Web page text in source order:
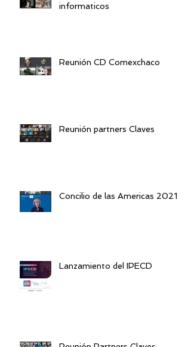
informaticos
Reunión CD Comexchaco
Reunión partners Claves
Concilio de las Americas 2021
Lanzamiento del IPECD